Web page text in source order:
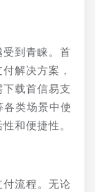
到青睐。首
解决方案，
载首信易支
类场景中使
和便捷性。
流程。无论